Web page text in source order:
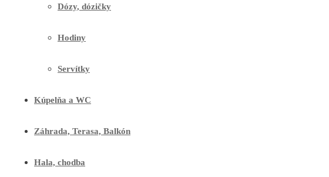
Dózy, dózičky
Hodiny
Servítky
Kúpelňa a WC
Záhrada, Terasa, Balkón
Hala, chodba